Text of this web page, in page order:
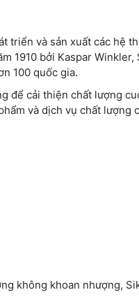
triển và sản xuất các hệ
1910 bởi Kaspar Winkler,
100 quốc gia.
để cải thiện chất lượng
và dịch vụ chất lượng
không khoan nhượng,